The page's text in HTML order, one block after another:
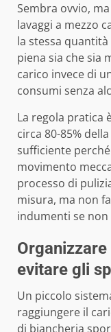
Sembra ovvio,
lavaggi a mezzo
la stessa
piena sia che sia
carico invece di
consumi senza
La regola pratica
circa 80-85%
sufficiente
movimento
processo di
misura, ma non
indumenti se
evitare gli
Un piccolo
raggiungere il
di biancheria